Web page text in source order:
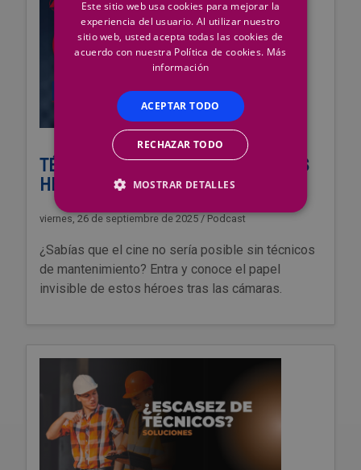
TÉCNICOS DE MANTENIMIENTO: LOS
HÉROES OCULTOS DEL CINE
viernes, 26 de septiembre de 2025 / Podcast
¿Sabías que el cine no sería posible sin técnicos
de mantenimiento? Entra y conoce el papel
invisible de estos héroes tras las cámaras.
Este sitio web usa cookies para mejorar la
experiencia del usuario. Al utilizar nuestro
sitio web, usted acepta todas las cookies de
acuerdo con nuestra Política de cookies. Más
información
ACEPTAR TODO
RECHAZAR TODO
MOSTRAR DETALLES